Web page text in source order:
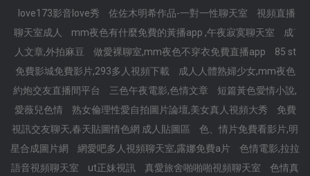
love173影音love秀
佐佐木明希作品-一對一性聊天室
視頻直播
聊天室成人
mm夜色有什麼免費的黃播app ,午夜寂寞聊天室
成˙
人文章,外拍麻豆
做愛裸聊室,mm夜色不穿衣免費直播app
85 st
免費影城免費影片,293多人視頻下載
成人人體熟婦少女,mm夜色
約炮交友直播間平台
三色午夜電影,色情文章
短篇黃色愛情小說,
愛薇兒色情
熟女倫理性愛自拍圖片論壇,美女真人視頻大秀
免費
視訊交友聊天,春天貼圖情色網 成人貼圖區
色、情片免費看影片,明
星合成圖片網
網愛吧多人視頻聊天室,露娜免費a片
色情電影,拉拉
語音視頻聊天室
ut正妹視訊 真愛旅舍啪啪啪視頻聊天室
色情真